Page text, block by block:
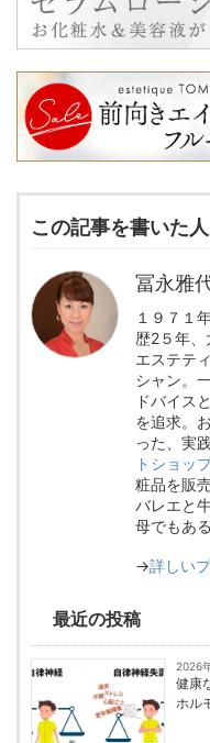
この記事を書いた人
冨永雅
１９７
歴2５年
エステテ
シャン。
ドバイス
を追求。
った、実
トショッ
粧品を販
バレエと
母でもある
→詳しい
最近の投稿
2026
健康
ホル